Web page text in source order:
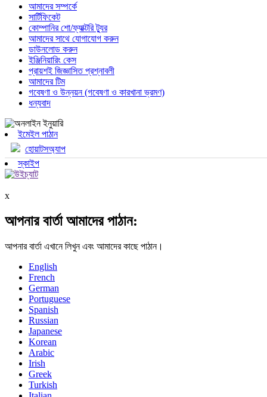
আমাদের সম্পর্কে
সার্টিফিকেট
কোম্পানির শো/ফ্যাক্টরি ট্যুর
আমাদের সাথে যোগাযোগ করুন
ডাউনলোড করুন
ইঞ্জিনিয়ারিং কেস
প্রায়শই জিজ্ঞাসিত প্রশ্নাবলী
আমাদের টিম
গবেষণা ও উন্নয়ন (গবেষণা ও কারখানা ভ্রমণ)
ধন্যবাদ
ইমেইল পাঠান
হোয়াটসঅ্যাপ
স্কাইপ
x
আপনার বার্তা আমাদের পাঠান:
আপনার বার্তা এখানে লিখুন এবং আমাদের কাছে পাঠান।
English
French
German
Portuguese
Spanish
Russian
Japanese
Korean
Arabic
Irish
Greek
Turkish